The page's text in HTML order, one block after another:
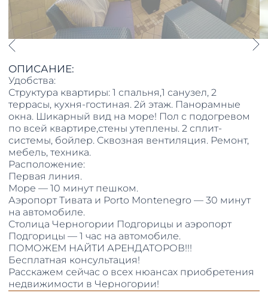
ОПИСАНИЕ:
Удобства:
Структура квартиры: 1 спальня,1 санузел, 2
террасы, кухня-гостиная. 2й этаж. Панорамные
окна. Шикарный вид на море! Пол с подогревом
по всей квартире,стены утеплены. 2 сплит-
системы, бойлер. Сквозная вентиляция. Ремонт,
мебель, техника.
Расположение:
Первая линия.
Море — 10 минут пешком.
Аэропорт Тивата и Porto Montenegro — 30 минут
на автомобиле.
Столица Черногории Подгорицы и аэропорт
Подгорицы — 1 час на автомобиле.
ПОМОЖЕМ НАЙТИ АРЕНДАТОРОВ!!!
Бесплатная консультация!
Расскажем сейчас о всех нюансах приобретения
недвижимости в Черногории!